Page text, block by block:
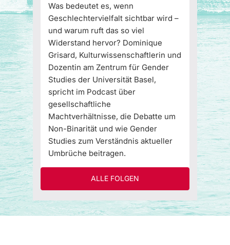
Was bedeutet es, wenn
Geschlechtervielfalt sichtbar wird –
und warum ruft das so viel
Widerstand hervor? Dominique
Grisard, Kulturwissenschaftlerin und
Dozentin am Zentrum für Gender
Studies der Universität Basel,
spricht im Podcast über
gesellschaftliche
Machtverhältnisse, die Debatte um
Non-Binarität und wie Gender
Studies zum Verständnis aktueller
Umbrüche beitragen.
ALLE FOLGEN